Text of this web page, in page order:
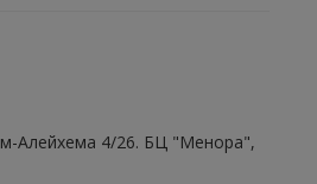
Алейхема 4/26. БЦ "Менора",